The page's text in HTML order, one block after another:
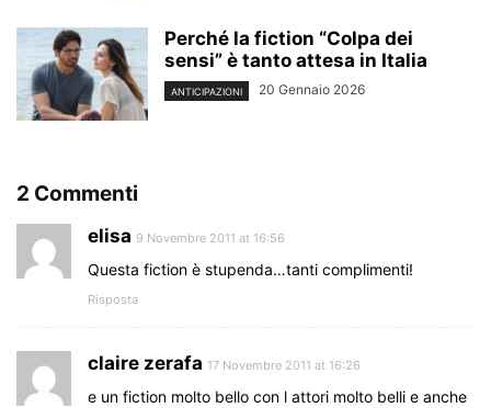
Perché la fiction “Colpa dei
sensi” è tanto attesa in Italia
ANTICIPAZIONI 20 Gennaio 2026
2 Commenti
elisa 9 Novembre 2011 at 16:56
Questa fiction è stupenda…tanti complimenti!
Risposta
claire zerafa 17 Novembre 2011 at 16:26
e un fiction molto bello con l attori molto belli e anche